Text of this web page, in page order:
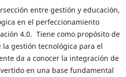
entre gestión y educación,
en el perfeccionamiento
4.0. Tiene como propósito de
gestión tecnológica para el
da a conocer la integración de
en una base fundamental